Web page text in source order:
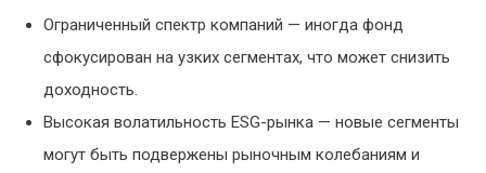
Ограниченный спектр компаний — иногда фонд
сфокусирован на узких сегментах, что может снизить
доходность.
Высокая волатильность ESG-рынка — новые сегменты
могут быть подвержены рыночным колебаниям и